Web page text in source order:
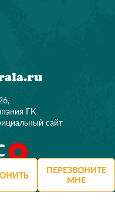
ПЕРЕЗВОНИТЕ
МНЕ
ГК
сайт